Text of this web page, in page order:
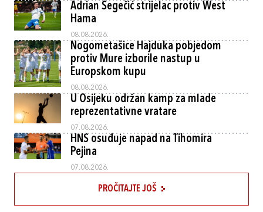
Adrian Segečić strijelac protiv West
Hama
08.08.2026.
Nogometašice Hajduka pobjedom
protiv Mure izborile nastup u
Europskom kupu
08.08.2026.
U Osijeku održan kamp za mlade
reprezentativne vratare
07.08.2026.
HNS osuđuje napad na Tihomira
Pejina
07.08.2026.
PROČITAJTE JOŠ